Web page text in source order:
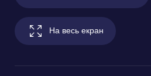
На весь екран